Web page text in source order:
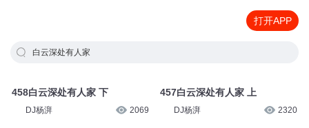
打开APP
白云深处有人家
458白云深处有人家 下
DJ杨湃 2069
457白云深处有人家 上
DJ杨湃 2320